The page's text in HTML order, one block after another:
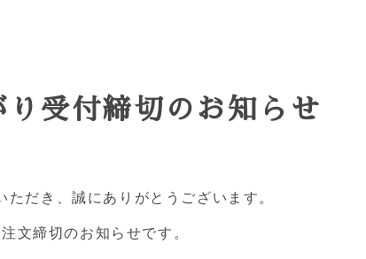
受付締切のお知らせ
だき、誠にありがとうございます。
文締切のお知らせです。